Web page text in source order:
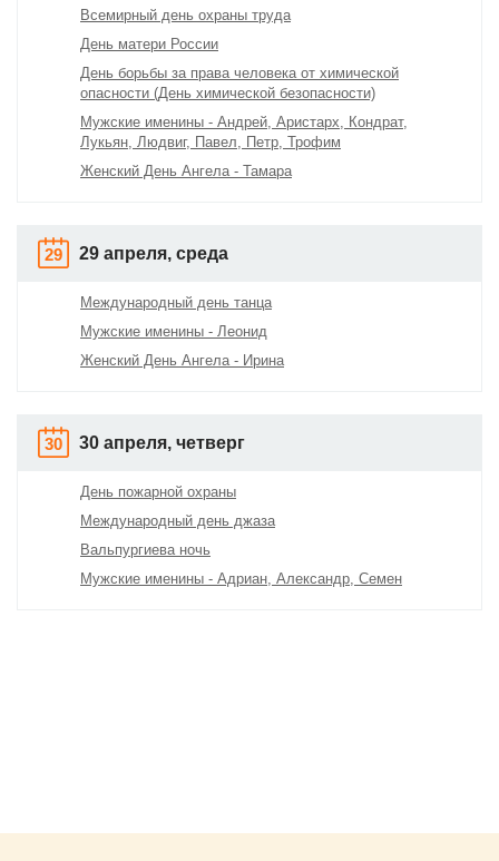
Всемирный день охраны труда
День матери России
День борьбы за права человека от химической
опасности (День химической безопасности)
Мужские именины - Андрей, Аристарх, Кондрат,
Лукьян, Людвиг, Павел, Петр, Трофим
Женский День Ангела - Тамара
29 29 апреля, среда
Международный день танца
Мужские именины - Леонид
Женский День Ангела - Ирина
30 30 апреля, четверг
День пожарной охраны
Международный день джаза
Вальпургиева ночь
Мужские именины - Адриан, Александр, Семен